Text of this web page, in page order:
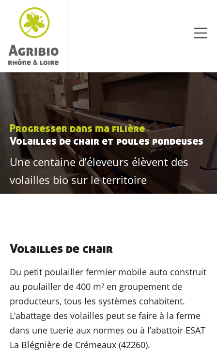
Progresser dans ma filière
Volailles de chair et poules pondeuses
Une centaine d’éleveurs élèvent des
volailles bio sur le territoire
Volailles de chair
Du petit poulailler fermier mobile auto construit
au poulailler de 400 m² en groupement de
producteurs, tous les systèmes cohabitent.
L’abattage des volailles peut se faire à la ferme
dans une tuerie aux normes ou à l’abattoir ESAT
La Blégnière de Crémeaux (42260).